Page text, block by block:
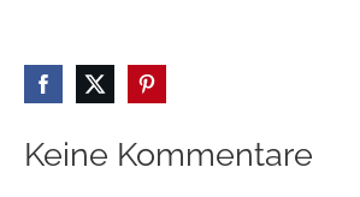
Keine Kommentare